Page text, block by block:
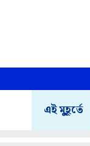
এই মুহূর্তে